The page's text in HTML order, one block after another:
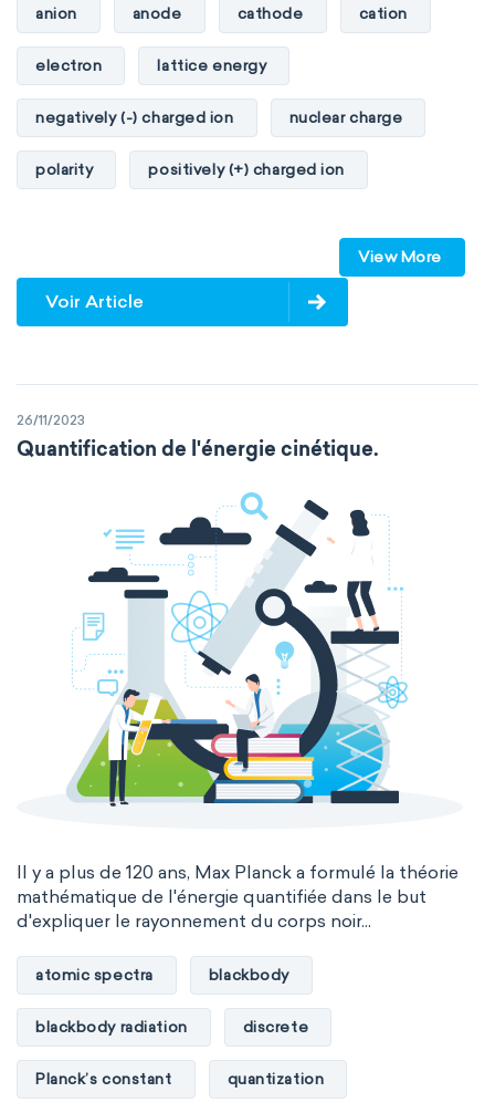
anion anode cathode cation
electron lattice energy
negatively (-) charged ion nuclear charge
polarity positively (+) charged ion
View More
Voir Article
26/11/2023
Quantification de l'énergie cinétique.
Il y a plus de 120 ans, Max Planck a formulé la théorie
mathématique de l'énergie quantifiée dans le but
d'expliquer le rayonnement du corps noir...
atomic spectra blackbody
blackbody radiation discrete
Planck’s constant quantization